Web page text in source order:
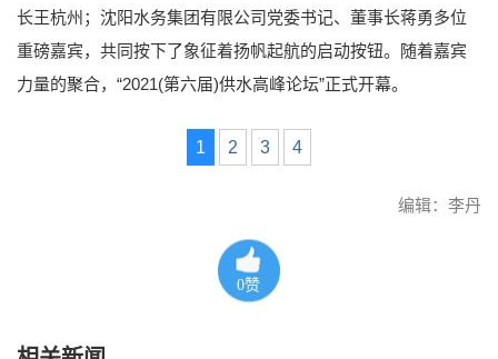
长王杭州；沈阳水务集团有限公司党委书记、董事长蒋勇多位
重磅嘉宾，共同按下了象征着扬帆起航的启动按钮。随着嘉宾
力量的聚合，“2021(第六届)供水高峰论坛”正式开幕。
1 2 3 4
编辑：李丹
0赞